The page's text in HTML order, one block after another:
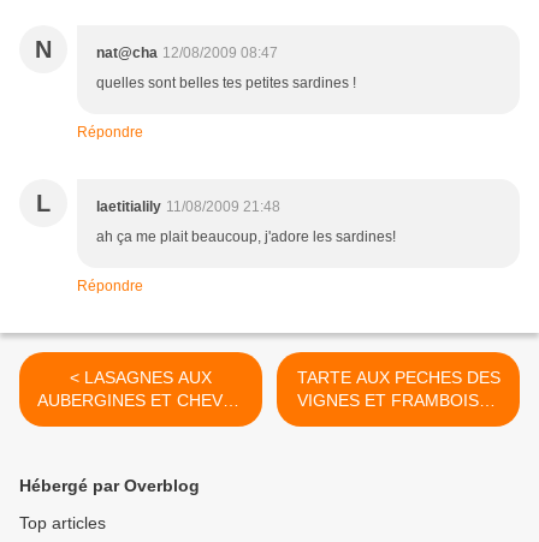
N nat@cha 12/08/2009 08:47
quelles sont belles tes petites sardines !
Répondre
L laetitialily 11/08/2009 21:48
ah ça me plait beaucoup, j'adore les sardines!
Répondre
< LASAGNES AUX
AUBERGINES ET CHEVRE
FRAIS
TARTE AUX PECHES DES
VIGNES ET FRAMBOISES
>
Hébergé par Overblog
Top articles